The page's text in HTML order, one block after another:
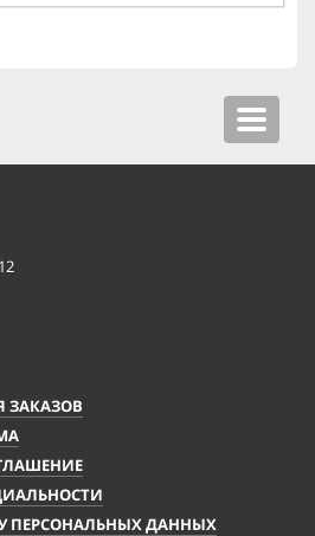
Toggle
ЗАКАЗОВ
ПЕРСОНАЛЬНЫХ ДАННЫХ